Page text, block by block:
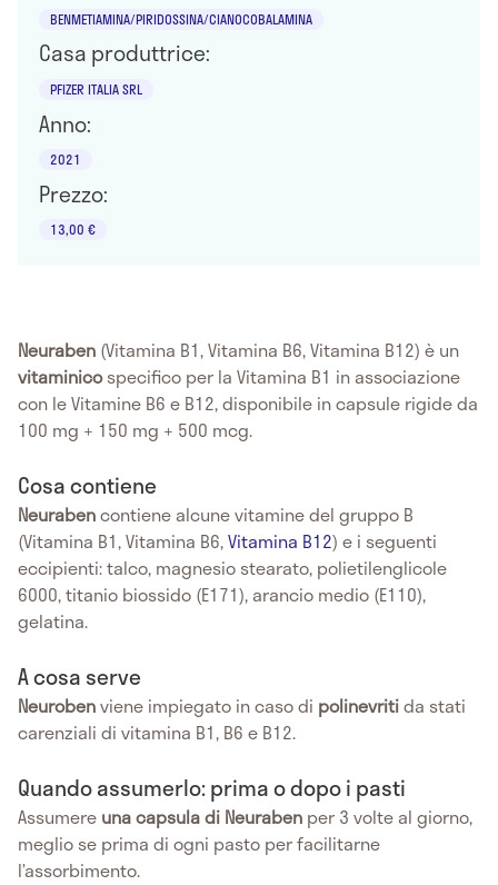
BENMETIAMINA/PIRIDOSSINA/CIANOCOBALAMINA
Casa produttrice:
PFIZER ITALIA SRL
Anno:
2021
Prezzo:
13,00 €
Neuraben (Vitamina B1, Vitamina B6, Vitamina B12) è un
vitaminicospecifico per la Vitamina B1 in associazione
con le Vitamine B6 e B12, disponibile in capsule rigide da
100 mg + 150 mg + 500 mcg.
Cosa contiene
Neurabencontiene alcune vitamine del gruppo B
(Vitamina B1, Vitamina B6,Vitamina B12) e i seguenti
eccipienti: talco, magnesio stearato, polietilenglicole
6000, titanio biossido (E171), arancio medio (E110),
gelatina.
A cosa serve
Neurobenviene impiegato in caso di polinevritida stati
carenziali di vitamina B1, B6 e B12.
Quando assumerlo: prima o dopo i pasti
Assumere una capsula di Neuraben per 3 volte al giorno,
meglio se prima di ogni pasto per facilitarne
l’assorbimento.